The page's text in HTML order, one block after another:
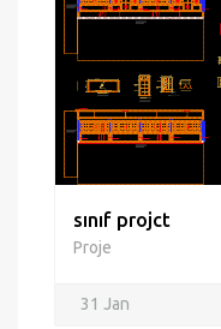
sınıf projct
Proje
31 Jan